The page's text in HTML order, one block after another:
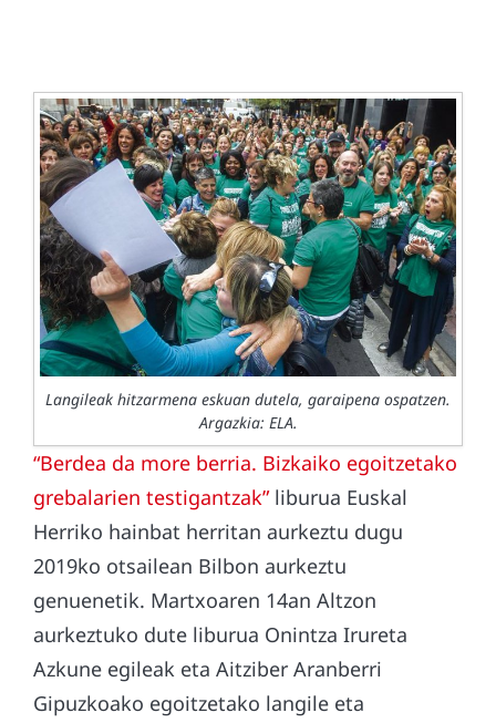
Langileak hitzarmena eskuan dutela, garaipena ospatzen.
Argazkia: ELA.
“Berdea da more berria. Bizkaiko egoitzetako
grebalarien testigantzak”liburua Euskal
Herriko hainbat herritan aurkeztu dugu
2019ko otsailean Bilbon aurkeztu
genuenetik. Martxoaren 14an Altzon
aurkeztuko dute liburua Onintza Irureta
Azkune egileak eta Aitziber Aranberri
Gipuzkoako egoitzetako langile eta